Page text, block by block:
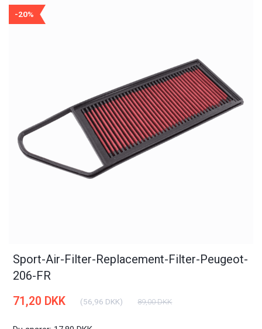
-20%
Sport-Air-Filter-Replacement-Filter-Peugeot-
206-FR
71,20 DKK (56,96 DKK) 89,00 DKK